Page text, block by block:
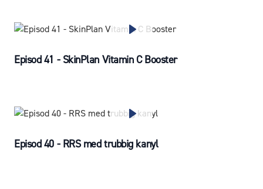
Episod 41 - SkinPlan Vitamin C Booster
Episod 40 - RRS med trubbig kanyl